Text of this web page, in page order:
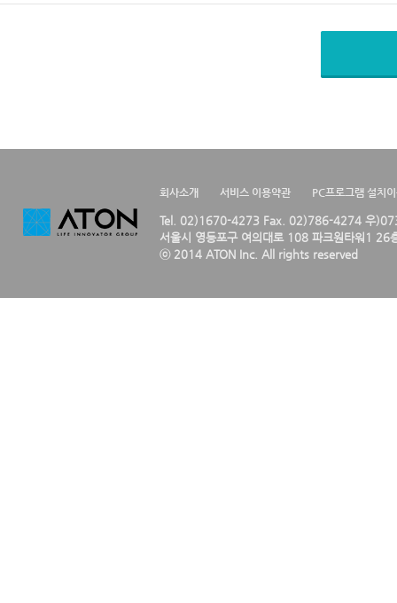
회사소개 서비스 이용약관 PC프로그램 설치
Tel. 02)1670-4273 Fax. 02)786-4274 우
서울시 영등포구 여의대로 108 파크원타워1 26
ⓒ 2014 ATON Inc. All rights reserved